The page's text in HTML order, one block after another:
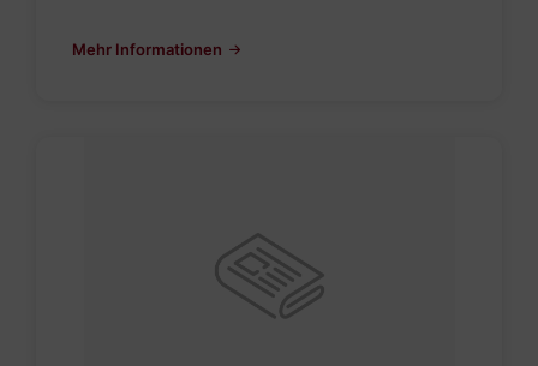
Mehr Informationen